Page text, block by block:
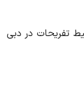
تفریحات در دبی